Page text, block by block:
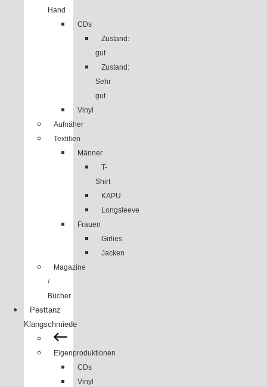
Hand
CDs
Zustand:
gut
Zustand:
Sehr
gut
Vinyl
Aufnäher
Textilien
Männer
T-
Shirt
KAPU
Longsleeve
Frauen
Girlies
Jacken
Magazine
/
Bücher
Pesttanz
Klangschmiede
Eigenproduktionen
CDs
Vinyl